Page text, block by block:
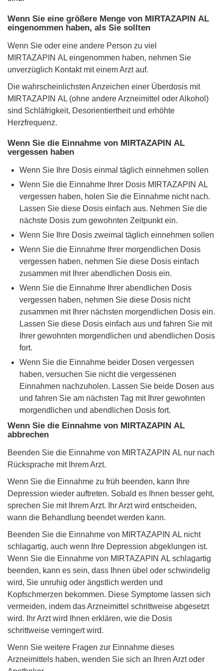
Wenn Sie eine größere Menge von MIRTAZAPIN AL
eingenommen haben, als Sie sollten
Wenn Sie oder eine andere Person zu viel
MIRTAZAPIN AL eingenommen haben, nehmen Sie
unverzüglich Kontakt mit einem Arzt auf.
Die wahrscheinlichsten Anzeichen einer Überdosis mit
MIRTAZAPIN AL (ohne andere Arzneimittel oder Alkohol)
sind Schläfrigkeit, Desorientiertheit und erhöhte
Herzfrequenz.
Wenn Sie die Einnahme von MIRTAZAPIN AL
vergessen haben
Wenn Sie Ihre Dosis einmal täglich einnehmen sollen
Wenn Sie die Einnahme Ihrer Dosis MIRTAZAPIN AL
vergessen haben, holen Sie die Einnahme nicht nach.
Lassen Sie diese Dosis einfach aus. Nehmen Sie die
nächste Dosis zum gewohnten Zeitpunkt ein.
Wenn Sie Ihre Dosis zweimal täglich einnehmen sollen
Wenn Sie die Einnahme Ihrer morgendlichen Dosis
vergessen haben, nehmen Sie diese Dosis einfach
zusammen mit Ihrer abendlichen Dosis ein.
Wenn Sie die Einnahme Ihrer abendlichen Dosis
vergessen haben, nehmen Sie diese Dosis nicht
zusammen mit Ihrer nächsten morgendlichen Dosis ein.
Lassen Sie diese Dosis einfach aus und fahren Sie mit
Ihrer gewohnten morgendlichen und abendlichen Dosis
fort.
Wenn Sie die Einnahme beider Dosen vergessen
haben, versuchen Sie nicht die vergessenen
Einnahmen nachzuholen. Lassen Sie beide Dosen aus
und fahren Sie am nächsten Tag mit Ihrer gewohnten
morgendlichen und abendlichen Dosis fort.
Wenn Sie die Einnahme von MIRTAZAPIN AL
abbrechen
Beenden Sie die Einnahme von MIRTAZAPIN AL nur nach
Rücksprache mit Ihrem Arzt.
Wenn Sie die Einnahme zu früh beenden, kann Ihre
Depression wieder auftreten. Sobald es Ihnen besser geht,
sprechen Sie mit Ihrem Arzt. Ihr Arzt wird entscheiden,
wann die Behandlung beendet werden kann.
Beenden Sie die Einnahme von MIRTAZAPIN AL nicht
schlagartig, auch wenn Ihre Depression abgeklungen ist.
Wenn Sie die Einnahme von MIRTAZAPIN AL schlagartig
beenden, kann es sein, dass Ihnen übel oder schwindelig
wird, Sie unruhig oder ängstlich werden und
Kopfschmerzen bekommen. Diese Symptome lassen sich
vermeiden, indem das Arzneimittel schrittweise abgesetzt
wird. Ihr Arzt wird Ihnen erklären, wie die Dosis
schrittweise verringert wird.
Wenn Sie weitere Fragen zur Einnahme dieses
Arzneimittels haben, wenden Sie sich an Ihren Arzt oder